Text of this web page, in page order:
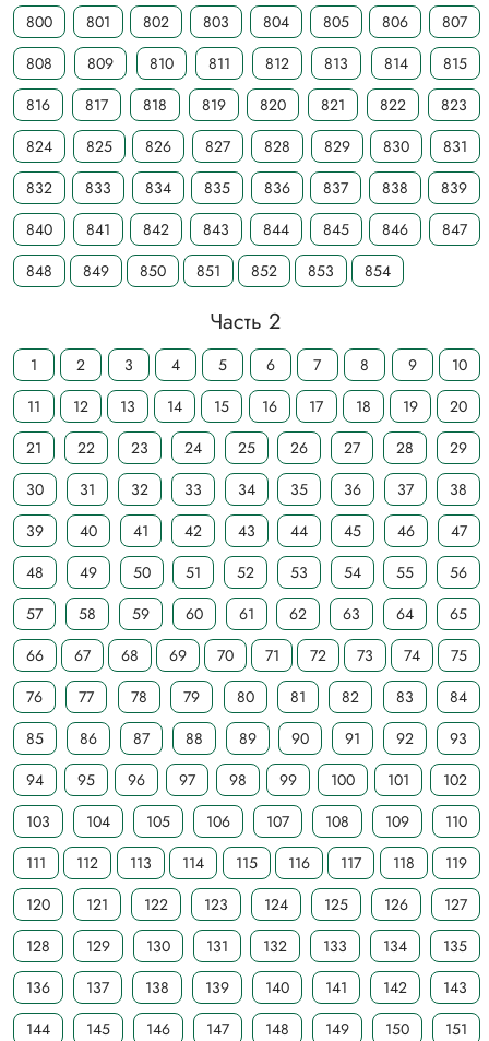
800
801 802 803 804 805 806
807
808
809 810 811 812 813 814
815
816
817 818 819 820 821 822
823
824
825 826 827 828 829 830
831
832
833 834 835 836 837 838
839
840
841 842 843 844 845 846
847
848
849 850 851 852 853 854
Часть 2
1 2 3 4 5 6 7 8 9
10
11
12 13 14 15 16 17 18 19
20
21
22 23 24 25 26 27 28
29
30
31 32 33 34 35 36 37
38
39
40 41 42 43 44 45 46
47
48
49 50 51 52 53 54 55
56
57
58 59 60 61 62 63 64
65
66
67 68 69 70 71 72 73 74
75
76
77 78 79 80 81 82 83
84
85
86 87 88 89 90 91 92
93
94
95 96 97 98 99 100 101
102
103
104 105 106 107 108 109
110
111
112 113 114 115 116 117 118
119
120
121 122 123 124 125 126
127
128
129 130 131 132 133 134
135
136
137 138 139 140 141 142
143
144
145 146 147 148 149 150
151